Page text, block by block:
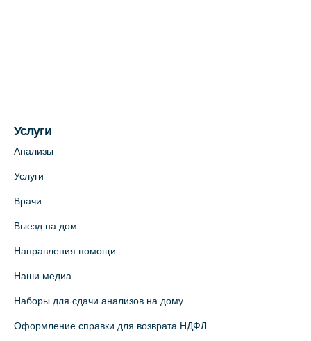
Медицинский центр на пр. Просвещения,
12к2 (официальный партнер)
Медицинский центр "Доктор Семейный"
(официальный партнер),
+7 (812) 664-55-80
На карте
Услуги
Анализы
Услуги
Врачи
Выезд на дом
Направления помощи
Наши медиа
Наборы для сдачи анализов на дому
Оформление справки для возврата НДФЛ